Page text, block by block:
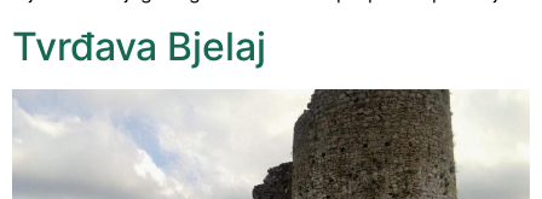
Tvrđava Bjelaj